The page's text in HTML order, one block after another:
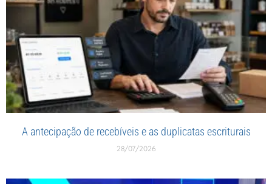
A antecipação de recebíveis e as duplicatas escriturais
28/07/2026